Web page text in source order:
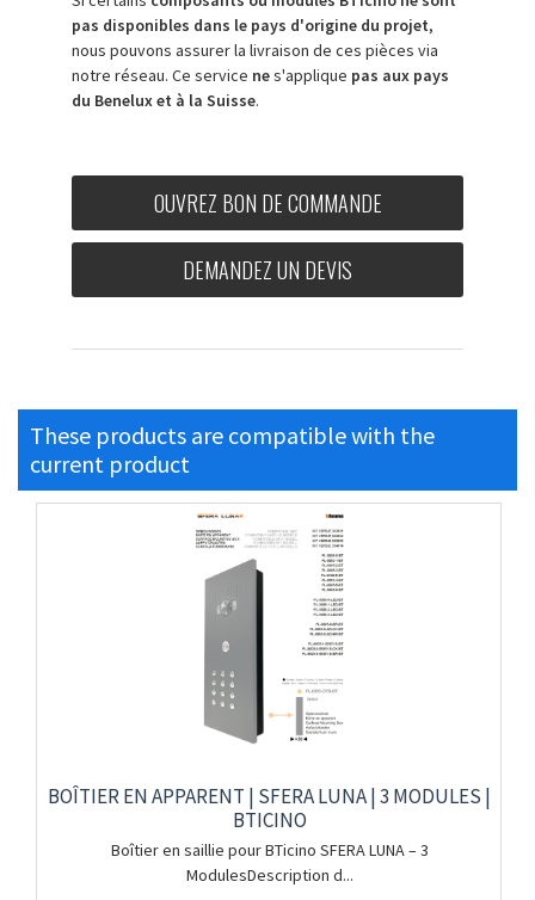
pas disponibles dans le pays d'origine du projet,
nous pouvons assurer la livraison de ces pièces via
notre réseau. Ce service nes'applique pas aux pays
du Benelux et à la Suisse.
OUVREZ BON DE COMMANDE
DEMANDEZ UN DEVIS
These products are compatible with the
current product
BOÎTIER EN APPARENT | SFERA LUNA | 3 MODULES |
BTICINO
Boîtier en saillie pour BTicino SFERA LUNA – 3
ModulesDescription d...